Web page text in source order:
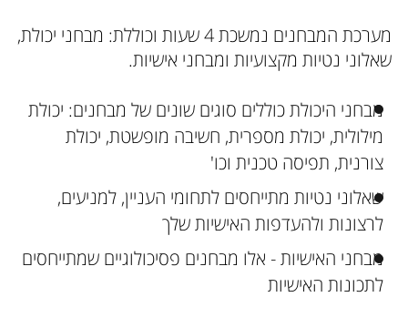
מערכת המבחנים נמשכת 4 שעות וכוללת: מבחני יכולת,
שאלוני נטיות מקצועיות ומבחני אישיות.
מבחני היכולת כוללים סוגים שונים של מבחנים: יכולת
מילולית, יכולת מספרית, חשיבה מופשטת, יכולת
צורנית, תפיסה טכנית וכו'
שאלוני נטיות מתייחסים לתחומי העניין, למניעים,
לרצונות ולהעדפות האישיות שלך
מבחני האישיות - אלו מבחנים פסיכולוגיים שמתייחסים
לתכונות האישיות